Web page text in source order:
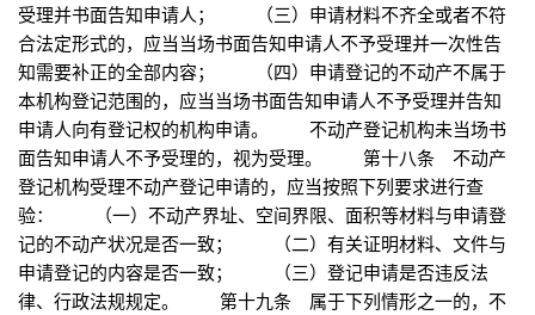
受理并书面告知申请人； （三）申请材料不齐全或者不符
合法定形式的，应当当场书面告知申请人不予受理并一次性告
知需要补正的全部内容； （四）申请登记的不动产不属于
本机构登记范围的，应当当场书面告知申请人不予受理并告知
申请人向有登记权的机构申请。 不动产登记机构未当场书
面告知申请人不予受理的，视为受理。 第十八条 不动产
登记机构受理不动产登记申请的，应当按照下列要求进行查
验： （一）不动产界址、空间界限、面积等材料与申请登
记的不动产状况是否一致； （二）有关证明材料、文件与
申请登记的内容是否一致； （三）登记申请是否违反法
律、行政法规规定。 第十九条 属于下列情形之一的，不